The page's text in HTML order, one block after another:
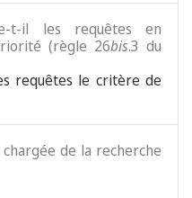
t-il les requêtes en
(règle 26bis.3 du
requêtes le critère de
de la recherche